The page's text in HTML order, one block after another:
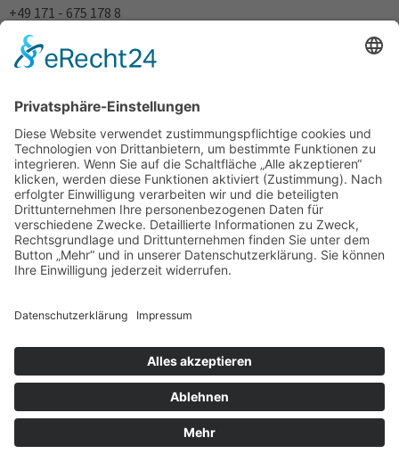
+49 171 - 675 178 8
Verschärft vonPEPPERONIDESIGN
IMPRESSUM•DATENSCHUTZ